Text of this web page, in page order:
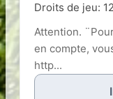
Droits de jeu:
Attention.
en compte,
http...